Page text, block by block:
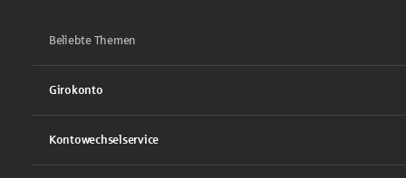
Beliebte Themen
Girokonto
Kontowechselservice